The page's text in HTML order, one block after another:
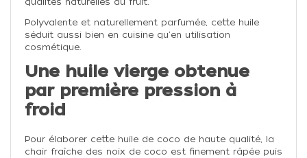
Polyvalente et naturellement parfumée, cette huile
séduit aussi bien en cuisine qu'en utilisation
cosmétique.
Une huile vierge obtenue
par première pression à
froid
Pour élaborer cette huile de coco de haute qualité, la
chair fraîche des noix de coco est finement râpée puis